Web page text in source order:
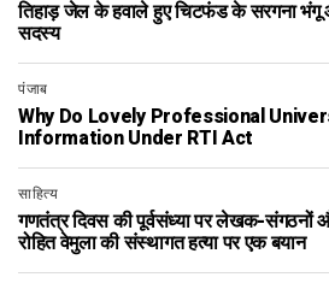
तिहाड़ जेल के हवाले हुए चिटफंड के सरगना
सदस्य
पंजाब
Why Do Lovely Professional
Information Under RTI Act
साहित्य
गणतंत्र दिवस की पूर्वसंध्या पर लेखक-
रोहित वेमुला की संस्थागत हत्या पर एक बयान